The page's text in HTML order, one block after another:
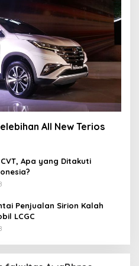
All New Terios
Apa yang Ditakuti
Penjualan Sirion Kalah
LCGC